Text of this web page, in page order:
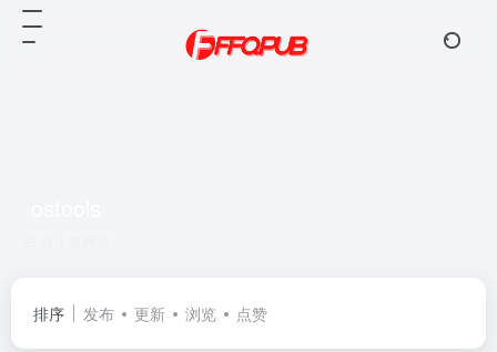
排序 发布 更新 浏览 点赞